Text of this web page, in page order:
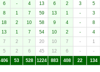
6 - 4 13 6 2 3
5
8 1 7 59 13 1 -
3
18 2 10 58 9 4 -
8
13 1 7 54 10 2 -
4
7 2 7 20 10 7 -
1
5 2 6 45 12 6 -
-
406 53 528 1224 883 408 22 134